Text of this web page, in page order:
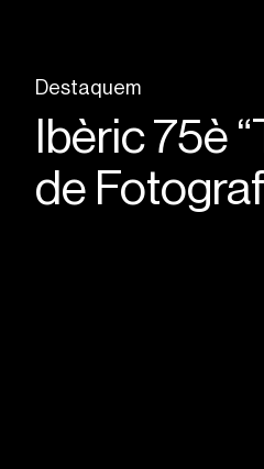
Destaquem
Ibèric 75è
de